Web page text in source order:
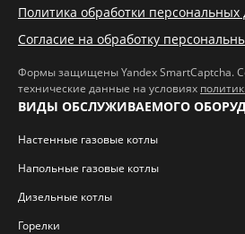
Политика обработки
Согласие на обработку
Формы защищены Yandex SmartCaptcha.
технические данные на условиях
ВИДЫ ОБСЛУЖИВАЕМОГО
Настенные газовые котлы
Напольные газовые котлы
Дизельные котлы
Горелки